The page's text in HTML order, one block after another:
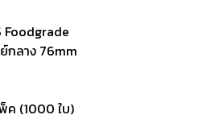
Foodgrade
กลาง 76mm
ค (1000 ใบ)